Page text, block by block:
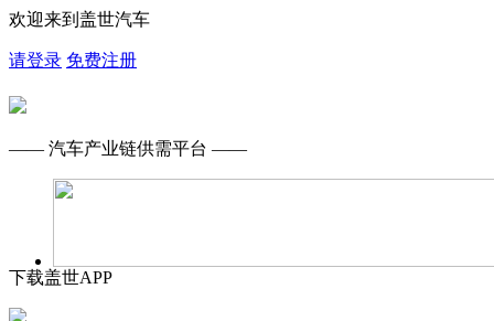
欢迎来到盖世汽车
请登录 免费注册
—— 汽车产业链供需平台 ——
下载盖世APP